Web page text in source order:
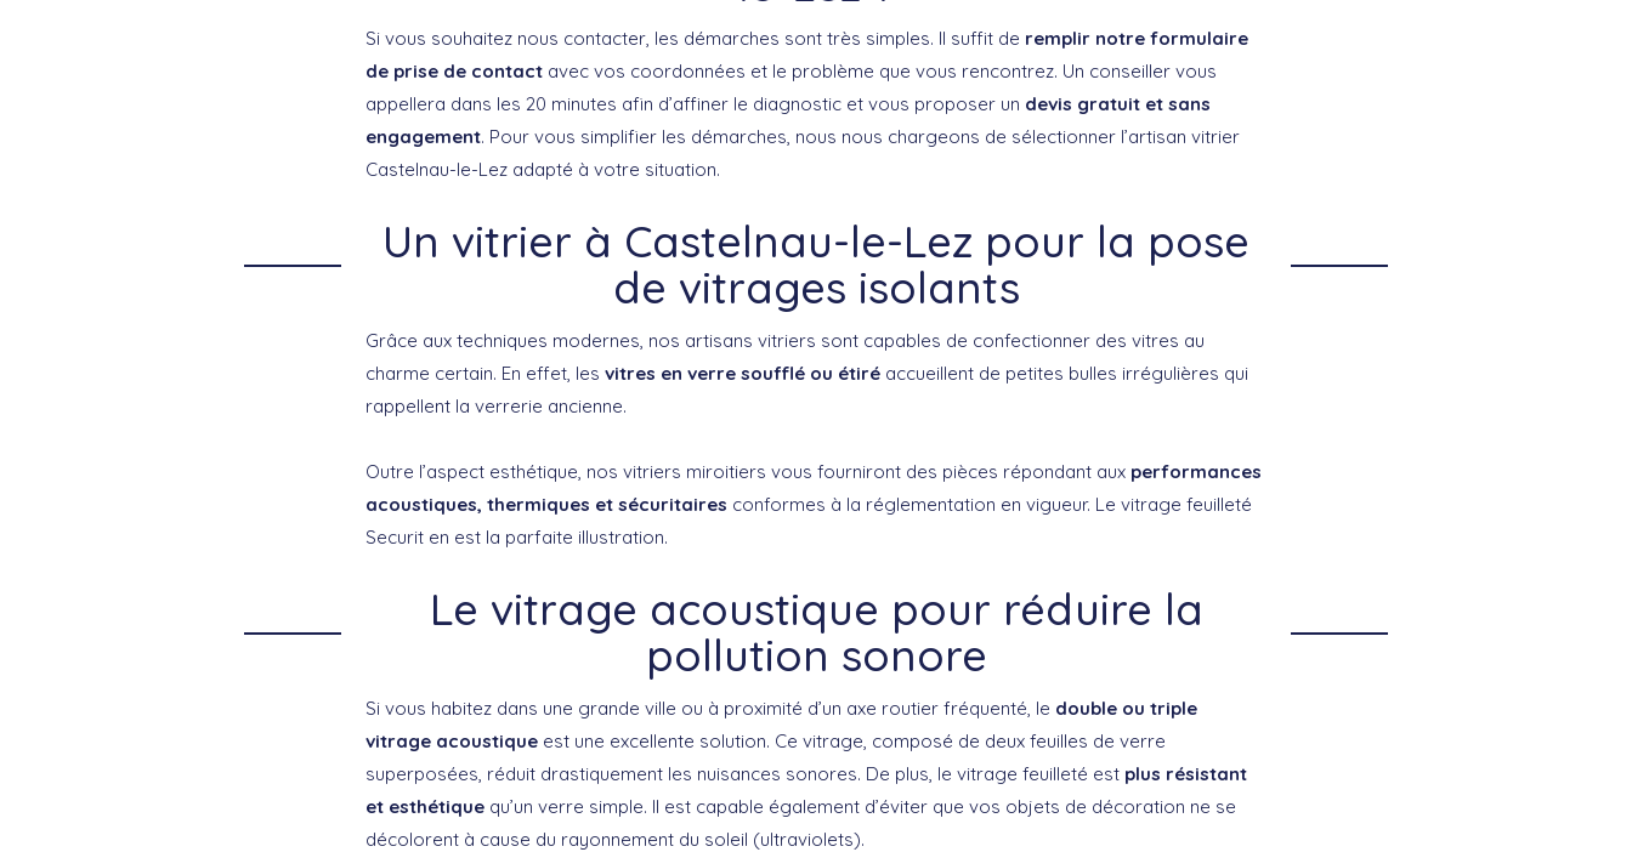
Si vous souhaitez nous contacter, les démarches sont très simples. Il suffit de remplir notre formulaire
de prise de contact avec vos coordonnées et le problème que vous rencontrez. Un conseiller vous
appellera dans les 20 minutes afin d’affiner le diagnostic et vous proposer un devis gratuit et sans
engagement. Pour vous simplifier les démarches, nous nous chargeons de sélectionner l’artisan vitrier
Castelnau-le-Lez adapté à votre situation.
Un vitrier à Castelnau-le-Lez pour la pose
de vitrages isolants
Grâce aux techniques modernes, nos artisans vitriers sont capables de confectionner des vitres au
charme certain. En effet, les vitres en verre soufflé ou étiré accueillent de petites bulles irrégulières qui
rappellent la verrerie ancienne.
Outre l’aspect esthétique, nos vitriers miroitiers vous fourniront des pièces répondant aux performances
acoustiques, thermiques et sécuritaires conformes à la réglementation en vigueur. Le vitrage feuilleté
Securit en est la parfaite illustration.
Le vitrage acoustique pour réduire la
pollution sonore
Si vous habitez dans une grande ville ou à proximité d’un axe routier fréquenté, le double ou triple
vitrage acoustique est une excellente solution. Ce vitrage, composé de deux feuilles de verre
superposées, réduit drastiquement les nuisances sonores. De plus, le vitrage feuilleté est plus résistant
et esthétique qu’un verre simple. Il est capable également d’éviter que vos objets de décoration ne se
décolorent à cause du rayonnement du soleil (ultraviolets).